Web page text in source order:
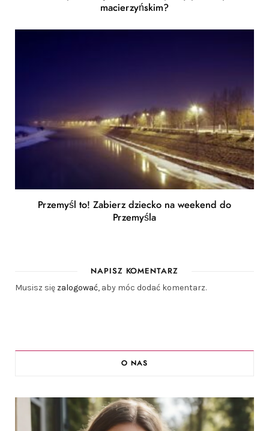
macierzyńskim?
Przemyśl to! Zabierz dziecko na weekend do
Przemyśla
NAPISZ KOMENTARZ
Musisz się zalogować, aby móc dodać komentarz.
O NAS